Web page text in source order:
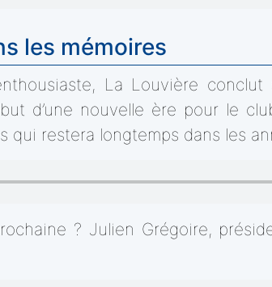
les mémoires
La Louvière
d’une nouvelle ère pour le
qui restera longtemps dans les
? Julien Grégoire,